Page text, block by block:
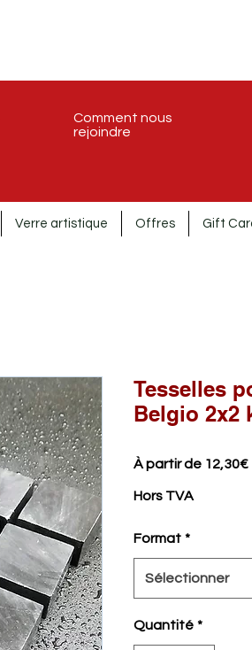
Comment nous
rejoindre
Verre artistique Offres Gift
Tesselles
Belgio 2x2
À partir de 12,30€
Hors TVA
Format *
Sélectionner
Quantité *